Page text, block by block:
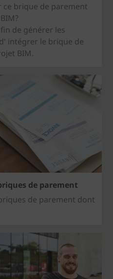
brique de parement
de générer les
intégrer le brique de
BIM.
de parement
de parement dont